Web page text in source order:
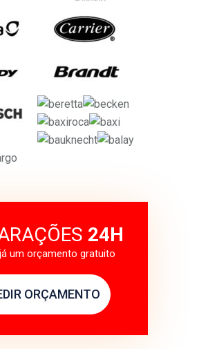
24H
um orçamento gratuito
ORÇAMENTO